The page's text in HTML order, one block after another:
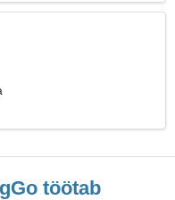
töötab